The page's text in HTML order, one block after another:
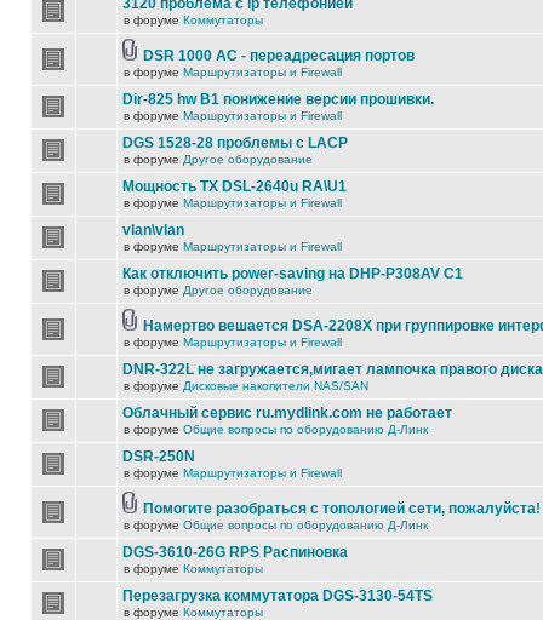
3120 проблема с ip телефонией
в форуме Коммутаторы
DSR 1000 AC - переадресация портов
в форуме Маршрутизаторы и Firewall
Dir-825 hw B1 понижение версии прошивки.
в форуме Маршрутизаторы и Firewall
DGS 1528-28 проблемы с LACP
в форуме Другое оборудование
Мощность TX DSL-2640u RA\U1
в форуме Маршрутизаторы и Firewall
vlan\vlan
в форуме Маршрутизаторы и Firewall
Как отключить power-saving на DHP-P308AV C1
в форуме Другое оборудование
Намертво вешается DSA-2208X при группировке
в форуме Маршрутизаторы и Firewall
DNR-322L не загружается,мигает лампочка правого диска
в форуме Дисковые накопители NAS/SAN
Облачный сервис ru.mydlink.com не работает
в форуме Общие вопросы по оборудованию Д-Линк
DSR-250N
в форуме Маршрутизаторы и Firewall
Помогите разобраться с топологией сети, пожалуйста!
в форуме Общие вопросы по оборудованию Д-Линк
DGS-3610-26G RPS Распиновка
в форуме Коммутаторы
Перезагрузка коммутатора DGS-3130-54TS
в форуме Коммутаторы